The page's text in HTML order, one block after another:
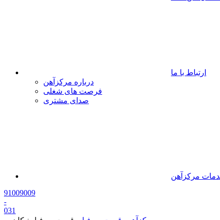
ارتباط با ما
درباره مرکزآهن
فرصت های شغلی
صدای مشتری
مرکزآهن
91009009
-
031